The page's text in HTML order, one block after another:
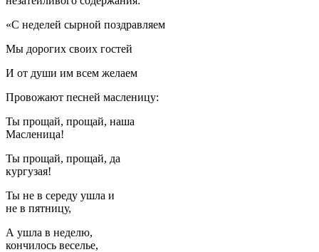
«С неделей сырной поздравляем
Мы дорогих своих гостей
И от души им всем желаем
Провожают песней масленицу:
Ты прощай, прощай, наша
Масленица!
Ты прощай, прощай, да
кургузая!
Ты не в середу ушла и
не в пятницу,
А ушла в неделю,
кончилось веселье,